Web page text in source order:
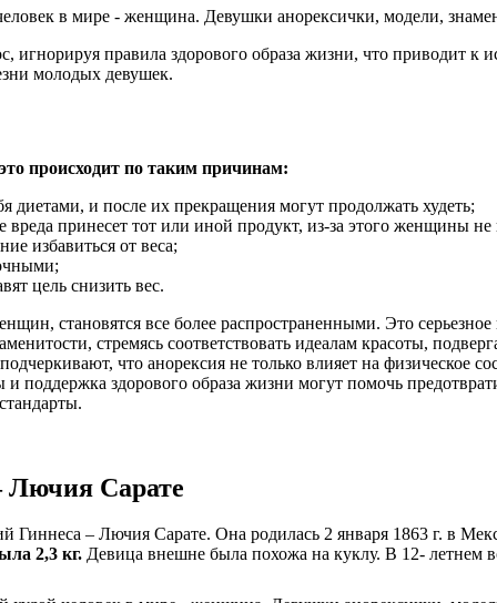
правила здорового образа жизни, что приводит к
молодых девушек.
происходит по таким причинам:
диетами, и после их прекращения могут продолжать худеть;
вреда принесет тот или иной продукт, из-за этого женщины
избавиться от веса;
цель снизить вес.
становятся все более распространенными. Это
стремясь соответствовать идеалам красоты,
что анорексия не только влияет на физическое
поддержка здорового образа жизни могут помочь
Лючия Сарате
– Лючия Сарате. Она родилась 2 января 1863 г. в
2,3 кг. Девица внешне была похожа на куклу. В 12- летнем